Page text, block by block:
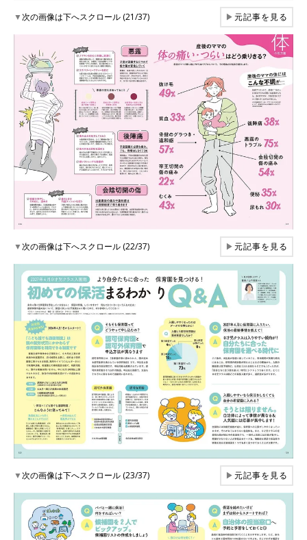
▼次の画像は下へスクロール (21/37) ▶元記事を見る
▼次の画像は下へスクロール (22/37) ▶元記事を見る
▼次の画像は下へスクロール (23/37) ▶元記事を見る